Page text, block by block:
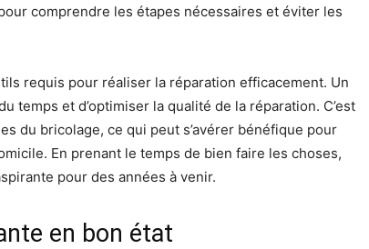
comprendre les étapes nécessaires et éviter les
requis pour réaliser la réparation efficacement. Un
temps et d’optimiser la qualité de la réparation. C’est
du bricolage, ce qui peut s’avérer bénéfique pour
En prenant le temps de bien faire les choses,
pour des années à venir.
en bon état